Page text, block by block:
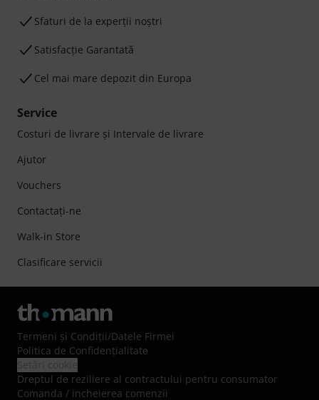
Sfaturi de la experții noștri
Satisfacție Garantată
Cel mai mare depozit din Europa
Service
Costuri de livrare şi Intervale de livrare
Ajutor
Vouchers
Contactaţi-ne
Walk-in Store
Clasificare servicii
Termeni şi Condiţii/Datele Firmei
Politica de Confidenţialitate
Dreptul de reziliere al contractului pentru consumator
Comanda / incheierea comenzii